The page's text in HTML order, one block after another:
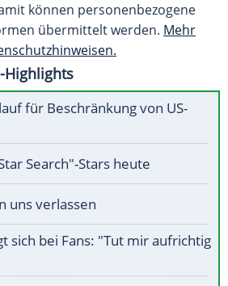
können personenbezogene
übermittelt werden. Mehr
Highlights
für Beschränkung von US-
Search"-Stars heute
uns verlassen
sich bei Fans: "Tut mir aufrichtig